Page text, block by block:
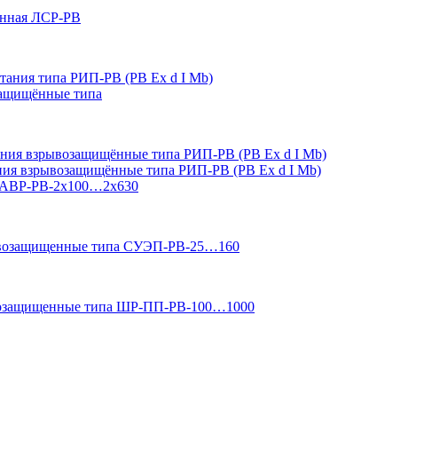
ЛСР-РВ
типа РИП-РВ (РВ Ex d I Mb)
типа
взрывозащищённые типа РИП-РВ (РВ Ex d I Mb)
взрывозащищённые типа РИП-РВ (РВ Ex d I Mb)
АВР-РВ-2х100…2х630
типа СУЭП-РВ-25…160
типа ШР-ПП-РВ-100…1000